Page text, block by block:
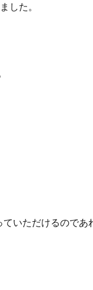
した。
いただけるので